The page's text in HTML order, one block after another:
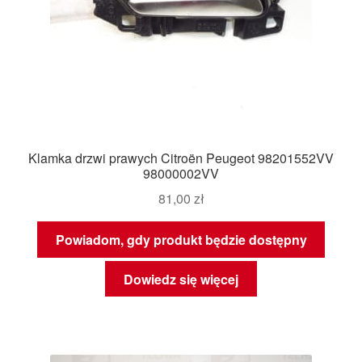
Klamka drzwi prawych Citroën Peugeot 98201552VV
98000002VV
81,00 zł
Powiadom, gdy produkt będzie dostępny
Dowiedz się więcej